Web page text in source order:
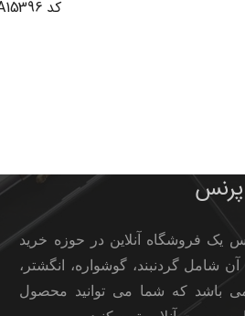
کد NA15396
یک فروشگاه آنلاین در حوزه خرید
شامل گردنبند، گوشواره، انگشتر،
باشد که شما می توانید محصول